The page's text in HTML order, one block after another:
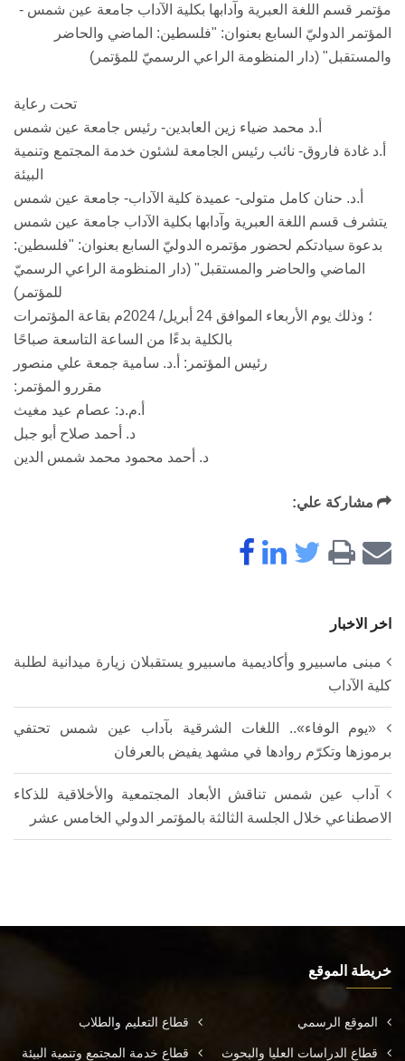
مؤتمر قسم اللغة العبرية وآدابها بكلية الآداب جامعة عين شمس -
المؤتمر الدوليّ السابع بعنوان: "فلسطين: الماضي والحاضر
والمستقبل" (دار المنظومة الراعي الرسميّ للمؤتمر)
تحت رعاية
أ.د محمد ضياء زين العابدين- رئيس جامعة عين شمس
أ.د غادة فاروق- نائب رئيس الجامعة لشئون خدمة المجتمع وتنمية
البيئة
أ.د. حنان كامل متولى- عميدة كلية الآداب- جامعة عين شمس
يتشرف قسم اللغة العبرية وآدابها بكلية الآداب جامعة عين شمس
بدعوة سيادتكم لحضور مؤتمره الدوليّ السابع بعنوان: "فلسطين:
الماضي والحاضر والمستقبل" (دار المنظومة الراعي الرسميّ
للمؤتمر)
؛ وذلك يوم الأربعاء الموافق 24 أبريل/ 2024م بقاعة المؤتمرات
بالكلية بدءًا من الساعة التاسعة صباحًا
رئيس المؤتمر: أ.د. سامية جمعة علي منصور
مقررو المؤتمر:
أ.م.د: عصام عيد مغيث
د. أحمد صلاح أبو جبل
د. أحمد محمود محمد شمس الدين
مشاركة علي:
اخر الاخبار
مبنى ماسبيرو وأكاديمية ماسبيرو يستقبلان زيارة ميدانية لطلبة
كلية الآداب
«يوم الوفاء».. اللغات الشرقية بآداب عين شمس تحتفي
برموزها وتكرّم روادها في مشهد يفيض بالعرفان
آداب عين شمس تناقش الأبعاد المجتمعية والأخلاقية للذكاء
الاصطناعي خلال الجلسة الثالثة بالمؤتمر الدولي الخامس عشر
خريطة الموقع
الموقع الرسمي قطاع التعليم والطلاب
قطاع الدراسات العليا والبحوث قطاع خدمة المجتمع وتنمية البيئة